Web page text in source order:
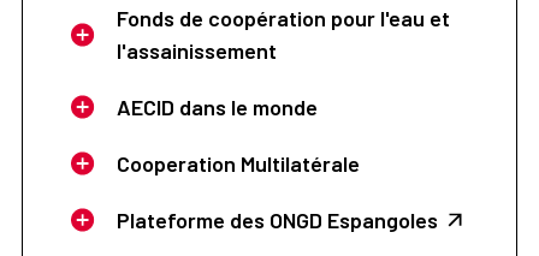
Fonds de coopération pour l'eau et
l'assainissement
AECID dans le monde
Cooperation Multilatérale
Plateforme des ONGD Espangoles